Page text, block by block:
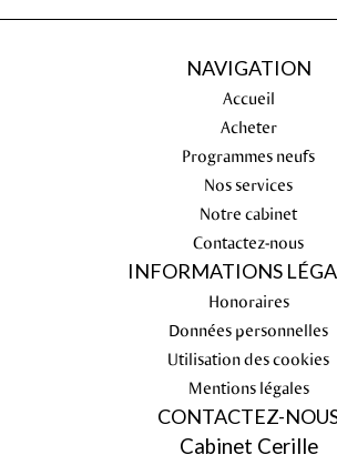
NAVIGATION
Accueil
Acheter
Programmes neufs
Nos services
Notre cabinet
Contactez-nous
INFORMATIONS
Honoraires
Données personnelles
Utilisation des cookies
Mentions légales
CONTACTEZ-
Cabinet Cerille